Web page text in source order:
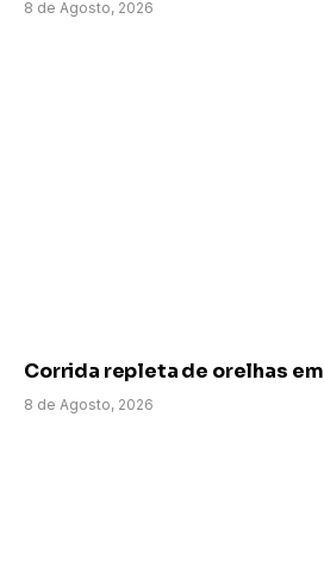
8 de Agosto, 2026
Corrida repleta de orelhas
8 de Agosto, 2026